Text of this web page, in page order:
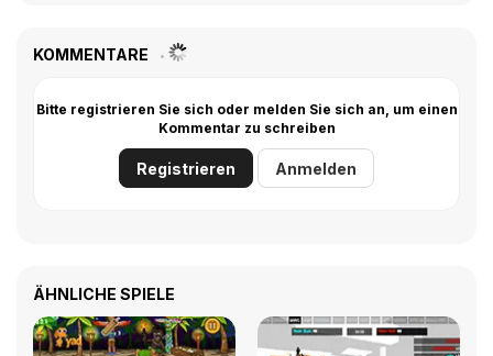
KOMMENTARE
Bitte registrieren Sie sich oder melden Sie sich an, um einen
Kommentar zu schreiben
Registrieren Anmelden
ÄHNLICHE SPIELE